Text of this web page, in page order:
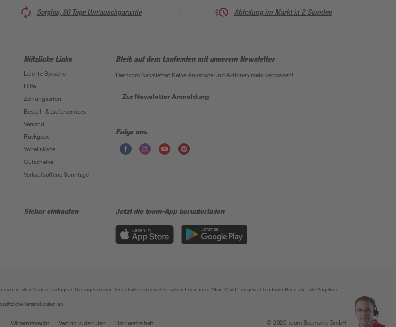
Sorglos, 90 Tage Umtauschgarantie Abholung im Markt in 2 Stunden
Nützliche Links
Leichte Sprache
Hilfe
Zahlungsarten
Bestell- & Lieferservices
Versand
Rückgabe
Vorteilskarte
Gutscheine
Verkaufsoffene Sonntage
Bleib auf dem Laufenden mit unserem Newsletter
Der toom Newsletter: Keine Angebote und Aktionen mehr verpassen!
Zur Newsletter Anmeldung
Folge uns
Sicher einkaufen Jetzt die toom-App herunterladen
in allen Märkten verfügbar. Die angegebenen Verfügbarkeiten beziehen sich auf den unter "Mein Markt" ausgewählten toom Baumarkt. Alle Angebote
Versandkosten an.
Widerrufsrecht Vertrag widerrufen Barrierefreiheit © 2026 toom Baumarkt GmbH